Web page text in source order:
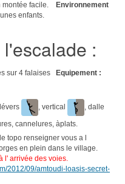
montée facile.
Environnement
enfants.
:
sur 4 falaises
Equipement :
, vertical
, dalle
cannelures, àplats.
topo renseigner vous a l
en plein dans le village.
l' arrivée des voies.
2012/09/amtoudi-loasis-secret-